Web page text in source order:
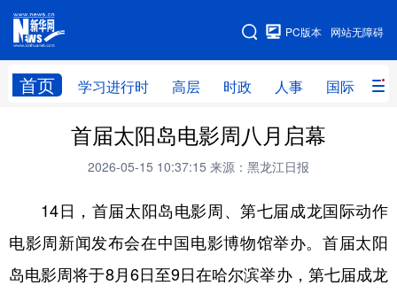
网站无障碍
PC版本
首页 学习进行时 高层 时政 人事 国际 财
网站地图
学习进行时 高层 时政
财经 网评
台湾 思客智库 全球连线 教育
科技 科普 体育 文化
健康 军事 访谈 视频
首届太阳岛电影周八月启幕
2026-05-15 10:37:15 来源：黑龙江日报
14日，首届太阳岛电影周、第七届成龙国际动作
电影周新闻发布会在中国电影博物馆举办。首届太阳
岛电影周将于8月6日至9日在哈尔滨举办，第七届成龙